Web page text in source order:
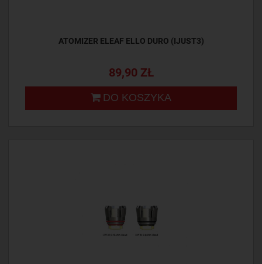
ATOMIZER ELEAF ELLO DURO (IJUST3)
89,90 ZŁ
DO KOSZYKA